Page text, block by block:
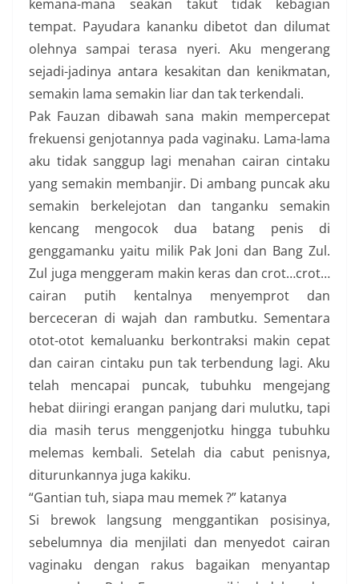
kemana-mana seakan takut tidak kebagian
tempat. Payudara kananku dibetot dan dilumat
olehnya sampai terasa nyeri. Aku mengerang
sejadi-jadinya antara kesakitan dan kenikmatan,
semakin lama semakin liar dan tak terkendali.
Pak Fauzan dibawah sana makin mempercepat
frekuensi genjotannya pada vaginaku. Lama-lama
aku tidak sanggup lagi menahan cairan cintaku
yang semakin membanjir. Di ambang puncak aku
semakin berkelejotan dan tanganku semakin
kencang mengocok dua batang penis di
genggamanku yaitu milik Pak Joni dan Bang Zul.
Zul juga menggeram makin keras dan crot…crot…
cairan putih kentalnya menyemprot dan
berceceran di wajah dan rambutku. Sementara
otot-otot kemaluanku berkontraksi makin cepat
dan cairan cintaku pun tak terbendung lagi. Aku
telah mencapai puncak, tubuhku mengejang
hebat diiringi erangan panjang dari mulutku, tapi
dia masih terus menggenjotku hingga tubuhku
melemas kembali. Setelah dia cabut penisnya,
diturunkannya juga kakiku.
“Gantian tuh, siapa mau memek ?” katanya
Si brewok langsung menggantikan posisinya,
sebelumnya dia menjilati dan menyedot cairan
vaginaku dengan rakus bagaikan menyantap